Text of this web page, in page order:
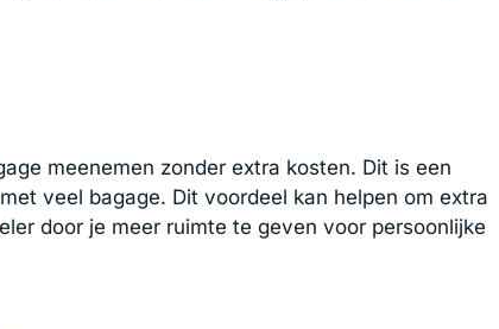
meenemen zonder extra kosten. Dit is een
veel bagage. Dit voordeel kan helpen om extra
door je meer ruimte te geven voor persoonlijke